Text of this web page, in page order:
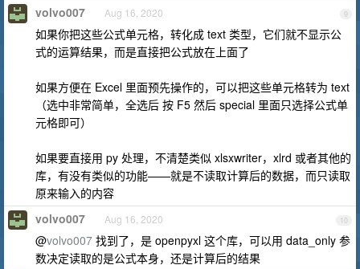
9
volvo007 Aug 16, 2020
如果你把这些公式单元格，转化成 text 类型，它们就不显示公
式的运算结果，而是直接把公式放在上面了
如果方便在 Excel 里面预先操作的，可以把这些单元格转为 text
（选中非常简单，全选后 按 F5 然后 special 里面只选择公式单
元格即可）
如果要直接用 py 处理，不清楚类似 xlsxwriter，xlrd 或者其他的
库，有没有类似的功能——就是不读取计算后的数据，而只读取
原来输入的内容
10
volvo007 Aug 16, 2020
@volvo007 找到了，是 openpyxl 这个库，可以用 data_only 参
数决定读取的是公式本身，还是计算后的结果